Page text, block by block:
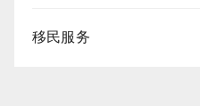
移民服务